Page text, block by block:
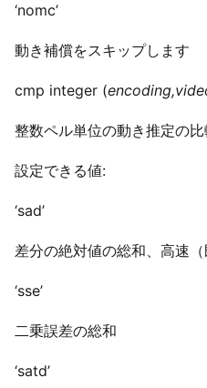
‘nomc’
動き補償をスキップします
cmp integer (
整数ペル単位の動き推定の比
設定できる値:
‘sad’
差分の絶対値の総和、高速（
‘sse’
二乗誤差の総和
‘satd’